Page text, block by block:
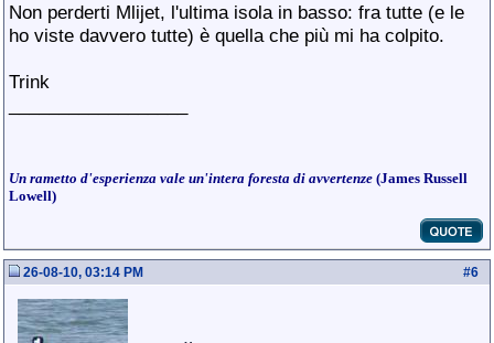
Non perderti Mlijet, l'ultima isola in basso: fra tutte (e le
ho viste davvero tutte) è quella che più mi ha colpito.
Trink
Un rametto d'esperienza vale un'intera foresta di avvertenze (James Russell
Lowell)
#6
26-08-10, 03:14 PM